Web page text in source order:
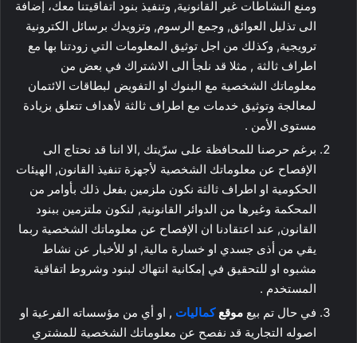
ومنع النشاطات غير القانونية, وتنفيذ بنود اتفاقيتنا معك، إضافة
الى تذليل العوائق, وجمع الرسوم, وتزويدك برسائل الكترونية
ترويجية, وكذلك من اجل توثيق المعلومات التي زودتنا بها مع
اطراف ثالثة , مثلا قد نلجأ الى الاشتراك في بعض من
معلوماتك الشخصية مع البنوك او التفويض لبطاقات الائتمان
لمعالجة وتوثيق خدمات مع اطراف ثالثة لأهداف تتعلق بزيادة
مستوى الأمن .
برغم حرصنا للمحافظة على سرّيتك ,الا اننا قد نحتاج الى
الإفصاح عن معلوماتك الشخصية لأجهزة تنفيذ القانون, الهيئات
الحكومية او اطراف ثالثة نكون ملزمين بفعل ذلك بأوامر من
المحكمة وغيرها من الدوائر القانونية, لنكون ملتزمين ببنود
القانون, عند اعتقادنا ان الإفصاح عن معلوماتك الشخصية ربما
يقي من أذى جسدي او خسارة مالية, او للأخبار عن نشاط
مشبوه او للتحقيق في إمكانية انتهاك لبنود وشروط اتفاقية
المستخدم .
في حال تم بيع موقعكماليات , او أي من مؤسساته الفرعية او
اصوله التجارية قد نفصح عن معلوماتك الشخصية للمشتري